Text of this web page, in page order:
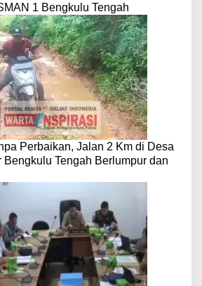
1 Bengkulu Tengah
Perbaikan, Jalan 2 Km di Desa
Bengkulu Tengah Berlumpur dan